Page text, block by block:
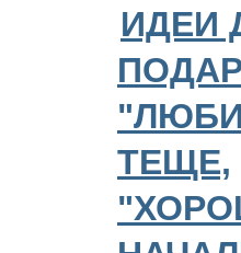
ИДЕИ
ТЕЩЕ,